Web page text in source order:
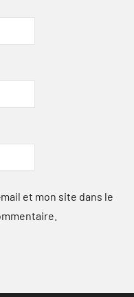
et mon site dans le